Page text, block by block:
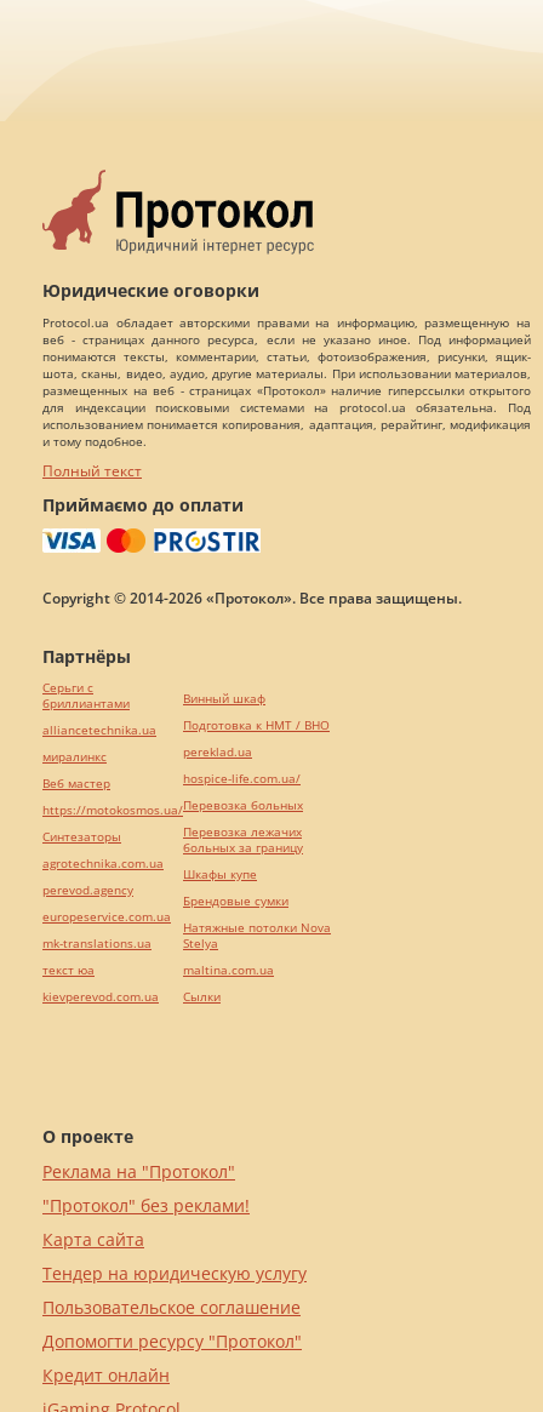
Юридические оговорки
Protocol.ua обладает авторскими правами на информацию, размещенную на
веб - страницах данного ресурса, если не указано иное. Под информацией
понимаются тексты, комментарии, статьи, фотоизображения, рисунки, ящик-
шота, сканы, видео, аудио, другие материалы. При использовании материалов,
размещенных на веб - страницах «Протокол» наличие гиперссылки открытого
для индексации поисковыми системами на protocol.ua обязательна. Под
использованием понимается копирования, адаптация, рерайтинг, модификация
и тому подобное.
Полный текст
Приймаємо до оплати
Copyright © 2014-2026 «Протокол». Все права защищены.
О проекте
Реклама на "Протокол"
"Протокол" без реклами!
Карта сайта
Тендер на юридическую услугу
Пользовательское соглашение
Допомогти ресурсу "Протокол"
Кредит онлайн
Партнёры
Серьги с
бриллиантами
alliancetechnika.ua
миралинкс
Веб мастер
https://motokosmos.ua/
Синтезаторы
agrotechnika.com.ua
perevod.agency
europeservice.com.ua
mk-translations.ua
текст юа
kievperevod.com.ua
Винный шкаф
Подготовка к НМТ / ВНО
pereklad.ua
hospice-life.com.ua/
Перевозка больных
Перевозка лежачих
больных за границу
Шкафы купе
Брендовые сумки
Натяжные потолки Nova
Stelya
maltina.com.ua
Cылки